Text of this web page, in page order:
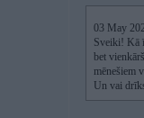
03 May
Sveiki! Kā
bet
mēnešiem
Un vai